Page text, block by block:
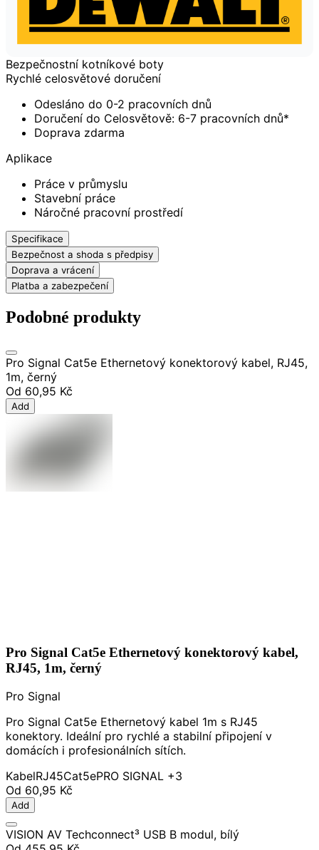
Bezpečnostní kotníkové boty
Rychlé celosvětové doručení
Odesláno do 0-2 pracovních dnů
Doručení do Celosvětově: 6-7 pracovních dnů*
Doprava zdarma
Aplikace
Práce v průmyslu
Stavební práce
Náročné pracovní prostředí
Specifikace
Bezpečnost a shoda s předpisy
Doprava a vrácení
Platba a zabezpečení
Podobné produkty
Pro Signal Cat5e Ethernetový konektorový kabel, RJ45,
1m, černý
Od 60,95 Kč
Add
Pro Signal Cat5e Ethernetový konektorový kabel,
RJ45, 1m, černý
Pro Signal
Pro Signal Cat5e Ethernetový kabel 1m s RJ45
konektory. Ideální pro rychlé a stabilní připojení v
domácích i profesionálních sítích.
KabelRJ45Cat5ePRO SIGNAL +3
Od 60,95 Kč
Add
VISION AV Techconnect³ USB B modul, bílý